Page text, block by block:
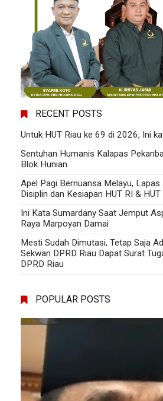
RECENT POSTS
Untuk HUT Riau ke 69 di 2026, Ini
Sentuhan Humanis Kalapas
Blok Hunian
Apel Pagi Bernuansa Melayu, Lapas
Disiplin dan Kesiapan HUT RI & HUT
Ini Kata Sumardany Saat Jemput
Raya Marpoyan Damai
Mesti Sudah Dimutasi, Tetap Saja
Sekwan DPRD Riau Dapat Surat
DPRD Riau
POPULAR POSTS